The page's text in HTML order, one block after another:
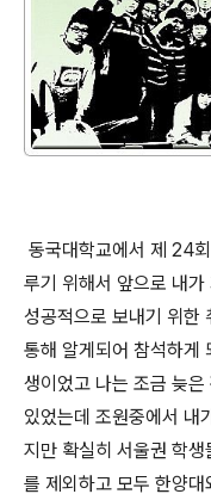
동국대학교에서 제 24
루기 위해서 앞으로 내
성공적으로 보내기 위한
통해 알게되어 참석하게
생이었고 나는 조금 늦
있었는데 조원중에서 내
지만 확실히 서울권 학
를 제외하고 모두 한양